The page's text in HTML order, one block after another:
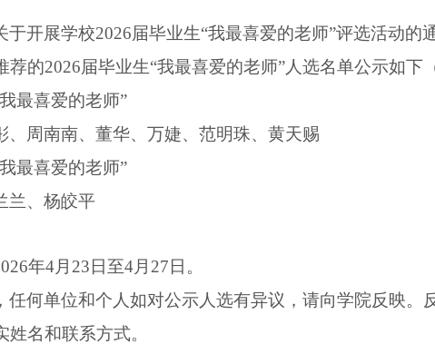
于开展学校2026届毕业生“我最喜爱的老师”评选活动的
荐的2026届毕业生“我最喜爱的老师”人选名单公示如下
最喜爱的老师”
、周南南、董华、万婕、范明珠、黄天赐
最喜爱的老师”
兰、杨皎平
年4月23 日至4月27 日。
任何单位和个人如对公示人选有异议，请向学院反映。
名和联系方式。